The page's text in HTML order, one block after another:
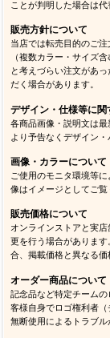
ことが判明した場合は
販売方針について
当店では転売目的のご
（複数カラー・サイズ
と考えづらい注文があ
だく場合があります。
デザイン・仕様等に関
各商品画像・説明文は
より予告なくデザイン
画像・カラーについて
ご使用のモニタ環境等
像はイメージとしてご覧
販売価格について
オンラインストアと実
更を行う場合がありま
合、掲載価格と異なる価
オーダー商品について
記念品など特定チーム
客様自身でロゴ権利者
無断使用によるトラブル